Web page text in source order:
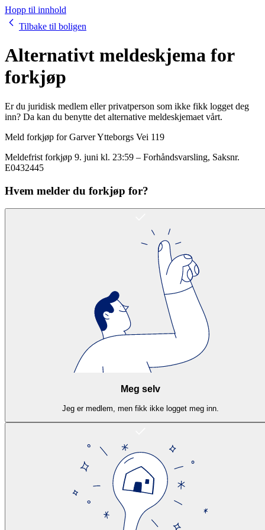
Hopp til innhold
Tilbake til boligen
Alternativt meldeskjema for
forkjøp
Er du juridisk medlem eller privatperson som ikke fikk logget deg
inn? Da kan du benytte det alternative meldeskjemaet vårt.
Meld forkjøp forGarver Ytteborgs Vei 119
Meldefrist forkjøp 9. juni kl. 23:59 – Forhåndsvarsling, Saksnr.
E0432445
Hvem melder du forkjøp for?
Meg selv
Jeg er medlem, men fikk ikke logget meg inn.